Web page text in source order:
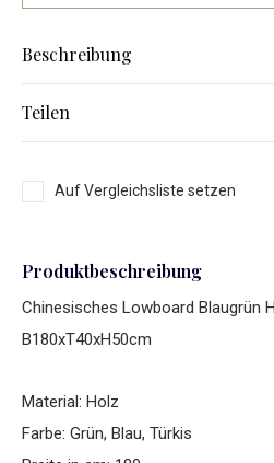
Beschreibung
Teilen
Auf Vergleichsliste setzen
Produktbeschreibung
Chinesisches Lowboard Blaugrün
B180xT40xH50cm
Material: Holz
Farbe: Grün, Blau, Türkis